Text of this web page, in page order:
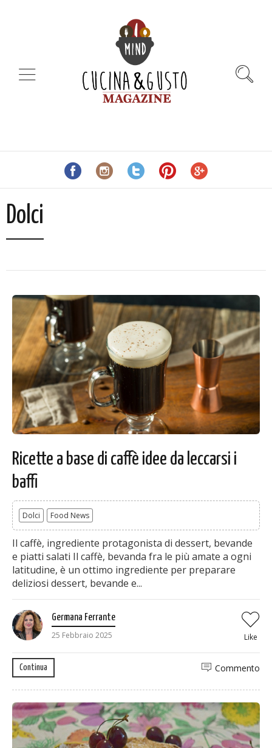
Dolci
Ricette a base di caffè idee da leccarsi i
baffi
Dolci Food News
Il caffè, ingrediente protagonista di dessert, bevande
e piatti salati Il caffè, bevanda fra le più amate a ogni
latitudine, è un ottimo ingrediente per preparare
deliziosi dessert, bevande e...
Germana Ferrante
25 Febbraio 2025
Like
Continua Commento